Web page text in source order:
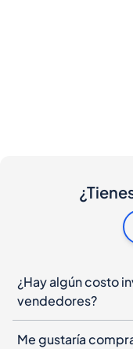
¿Hay algún costo
vendedores?
Me gustaría